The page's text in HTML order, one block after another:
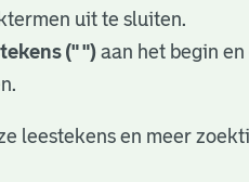
uit te sluiten.
(" ") aan het begin
leestekens en meer